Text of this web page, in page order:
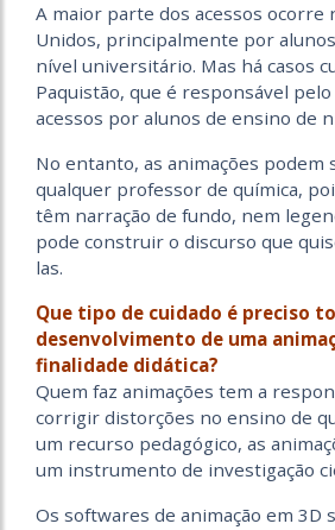
A maior parte dos acessos ocorre
Unidos, principalmente por
nível universitário. Mas há casos
Paquistão, que é responsável
acessos por alunos de ensino de
No entanto, as animações podem
qualquer professor de química,
têm narração de fundo, nem
pode construir o discurso que
las.
Que tipo de cuidado é preciso
desenvolvimento de uma
finalidade didática?
Quem faz animações tem a
corrigir distorções no ensino de
um recurso pedagógico, as
um instrumento de investigação
Os softwares de animação em 3D